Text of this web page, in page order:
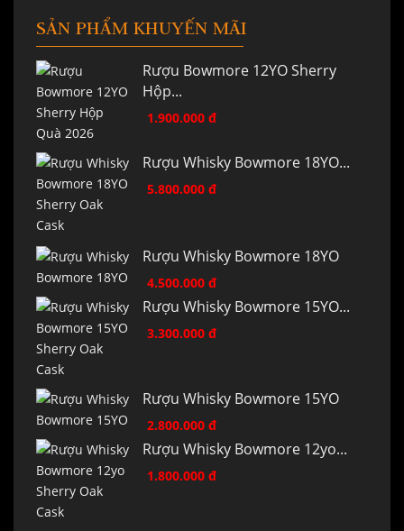
SẢN PHẨM KHUYẾN MÃI
Rượu Bowmore 12YO Sherry
Hộp...
1.900.000 đ
Rượu Whisky Bowmore 18YO...
5.800.000 đ
Rượu Whisky Bowmore 18YO
4.500.000 đ
Rượu Whisky Bowmore 15YO...
3.300.000 đ
Rượu Whisky Bowmore 15YO
2.800.000 đ
Rượu Whisky Bowmore 12yo...
1.800.000 đ